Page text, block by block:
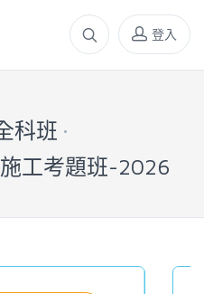
登入
科班
工考題班-2026